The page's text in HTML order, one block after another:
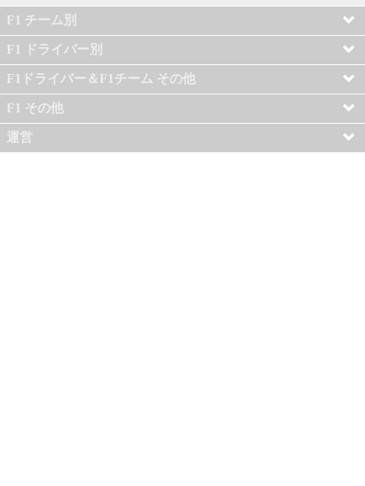
F1 チーム別
F1 ドライバー別
F1ドライバー＆F1チーム その他
F1 その他
運営